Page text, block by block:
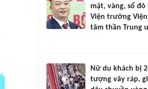
mặt, vàng, sổ
Viện trưởng
tâm thần Trung
Nữ du khách bị
tượng vây ráp,